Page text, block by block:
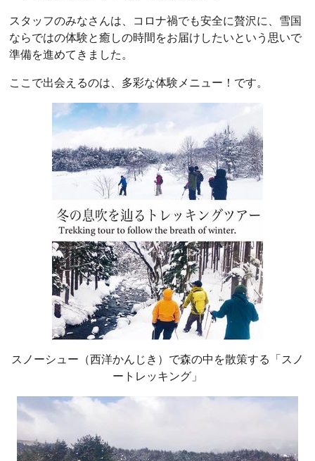
スタッフのみなさんは、コロナ禍でも安全に贅沢に、雪国
ならではの体験と癒しの時間をお届けしたいという思いで
準備を進めてきました。
ここで出会えるのは、多彩な体験メニュー！です。
スノーシュー（西洋かんじき）で森の中を散策する「スノ
ートレッキング」